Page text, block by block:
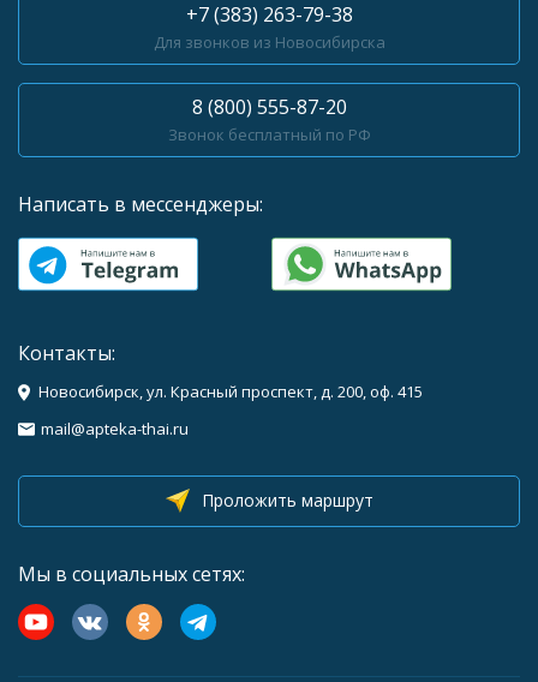
+7 (383) 263-79-38
Для звонков из Новосибирска
8 (800) 555-87-20
Звонок бесплатный по РФ
Написать в мессенджеры:
Контакты:
Новосибирск, ул. Красный проспект, д. 200, оф. 415
mail@apteka-thai.ru
Проложить маршрут
Мы в социальных сетях: